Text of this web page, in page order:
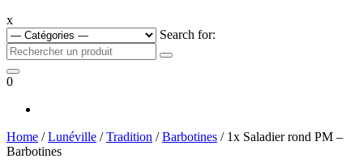
x
Search for:
0
Home /Lunéville /Tradition /Barbotines / 1x Saladier rond PM –
Barbotines